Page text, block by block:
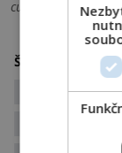
curid=8375923
Štítky: duch
duchové